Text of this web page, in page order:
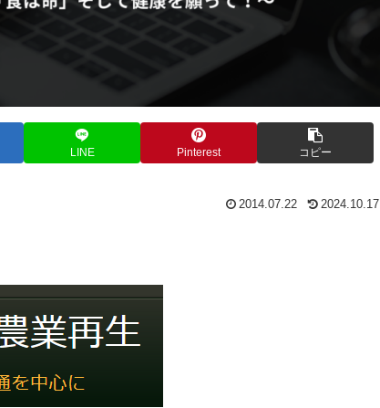
LINE Pinterest コピー
2014.07.22 2024.10.17